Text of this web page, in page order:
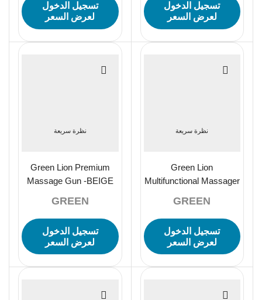
تسجيل الدخول
لعرض السعر
تسجيل الدخول
لعرض السعر
نظرة سريعة
Green Lion
Multifunctional Massager
GREEN
تسجيل الدخول
لعرض السعر
نظرة سريعة
Green Lion Premium
Massage Gun -BEIGE
GREEN
تسجيل الدخول
لعرض السعر